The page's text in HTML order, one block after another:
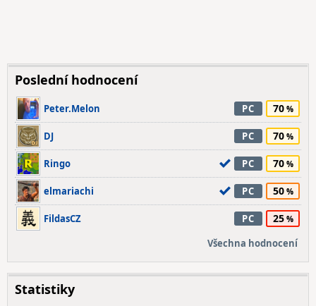
Poslední hodnocení
Peter.Melon PC 70
DJ PC 70
Ringo PC 70
elmariachi PC 50
FildasCZ PC 25
Všechna hodnocení
Statistiky